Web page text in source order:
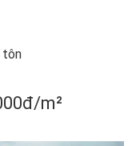
tôn
m²